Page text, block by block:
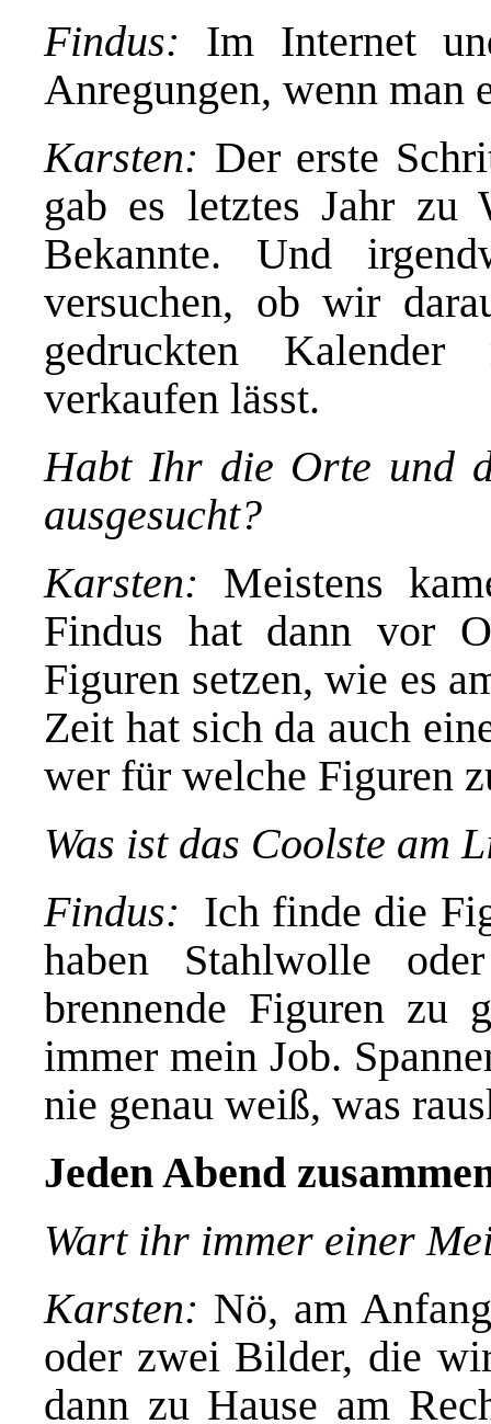
Findus: Im Internet
Anregungen, wenn man
Karsten: Der erste
gab es letztes Jahr zu
Bekannte. Und
versuchen, ob wir
gedruckten
verkaufen lässt.
Habt Ihr die Orte und
ausgesucht?
Karsten: Meistens
Findus hat dann vor
Figuren setzen, wie es
Zeit hat sich da auch
wer für welche Figuren
Was ist das Coolste am
Findus: Ich finde die
haben Stahlwolle
brennende Figuren zu
immer mein Job.
nie genau weiß, was
Jeden Abend
Wart ihr immer einer
Karsten: Nö, am
oder zwei Bilder, die
dann zu Hause am